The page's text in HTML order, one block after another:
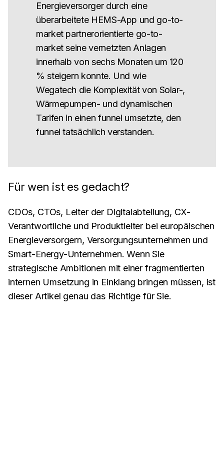
Energieversorger durch eine
überarbeitete HEMS-App und go-to-
market partnerorientierte go-to-
market seine vernetzten Anlagen
innerhalb von sechs Monaten um 120
% steigern konnte. Und wie
Wegatech die Komplexität von Solar-,
Wärmepumpen- und dynamischen
Tarifen in einen funnel umsetzte, den
funnel tatsächlich verstanden.
Für wen ist es gedacht?
CDOs, CTOs, Leiter der Digitalabteilung, CX-
Verantwortliche und Produktleiter bei europäischen
Energieversorgern, Versorgungsunternehmen und
Smart-Energy-Unternehmen. Wenn Sie
strategische Ambitionen mit einer fragmentierten
internen Umsetzung in Einklang bringen müssen, ist
dieser Artikel genau das Richtige für Sie.